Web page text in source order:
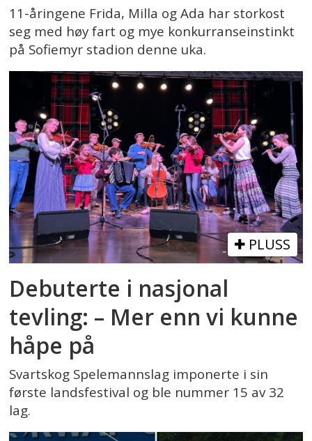
11-åringene Frida, Milla og Ada har storkost
seg med høy fart og mye konkurranseinstinkt
på Sofiemyr stadion denne uka.
PLUSS
Debuterte i nasjonal
tevling: – Mer enn vi kunne
håpe på
Svartskog Spelemannslag imponerte i sin
første landsfestival og ble nummer 15 av 32
lag.